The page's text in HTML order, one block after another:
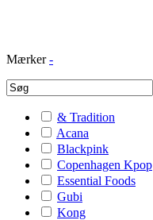
Mærker -
& Tradition
Acana
Blackpink
Copenhagen Kpop
Essential Foods
Gubi
Kong